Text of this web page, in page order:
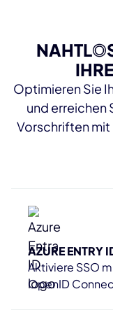
NAHTLO
Optimieren Sie
und erreichen
Vorschriften
AZURE ENTRY
Aktiviere SSO
OpenID